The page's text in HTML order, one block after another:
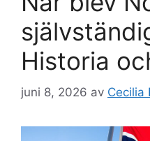
Historia
juni 8, 2026 av Cecilia